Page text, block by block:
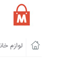
لوازم